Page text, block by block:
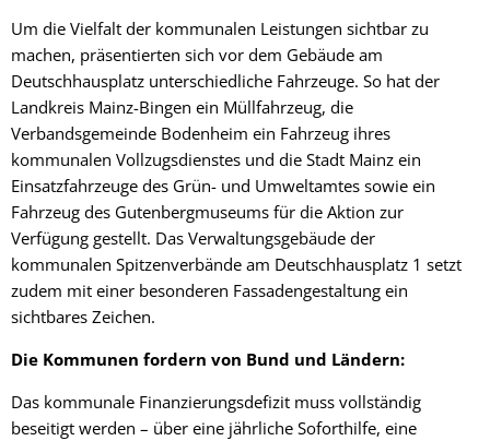
Um die Vielfalt der kommunalen Leistungen sichtbar zu
machen, präsentierten sich vor dem Gebäude am
Deutschhausplatz unterschiedliche Fahrzeuge. So hat der
Landkreis Mainz-Bingen ein Müllfahrzeug, die
Verbandsgemeinde Bodenheim ein Fahrzeug ihres
kommunalen Vollzugsdienstes und die Stadt Mainz ein
Einsatzfahrzeuge des Grün- und Umweltamtes sowie ein
Fahrzeug des Gutenbergmuseums für die Aktion zur
Verfügung gestellt. Das Verwaltungsgebäude der
kommunalen Spitzenverbände am Deutschhausplatz 1 setzt
zudem mit einer besonderen Fassadengestaltung ein
sichtbares Zeichen.
Die Kommunen fordern von Bund und Ländern:
Das kommunale Finanzierungsdefizit muss vollständig
beseitigt werden – über eine jährliche Soforthilfe, eine